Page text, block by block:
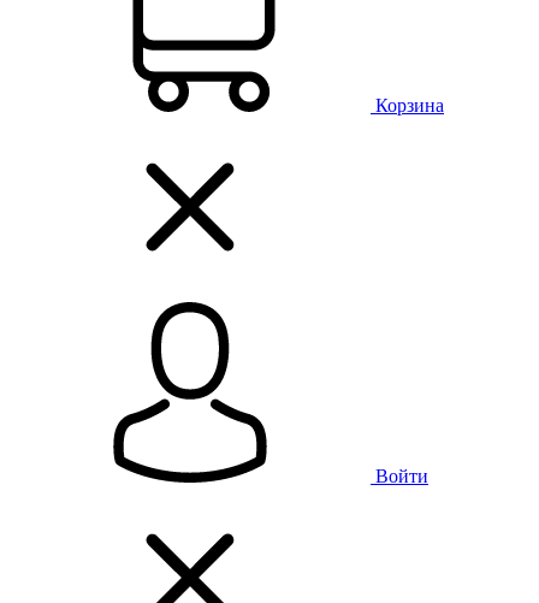
Корзина
Войти